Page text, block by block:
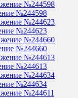
№244598
№244623
№244660
№244613
№244634